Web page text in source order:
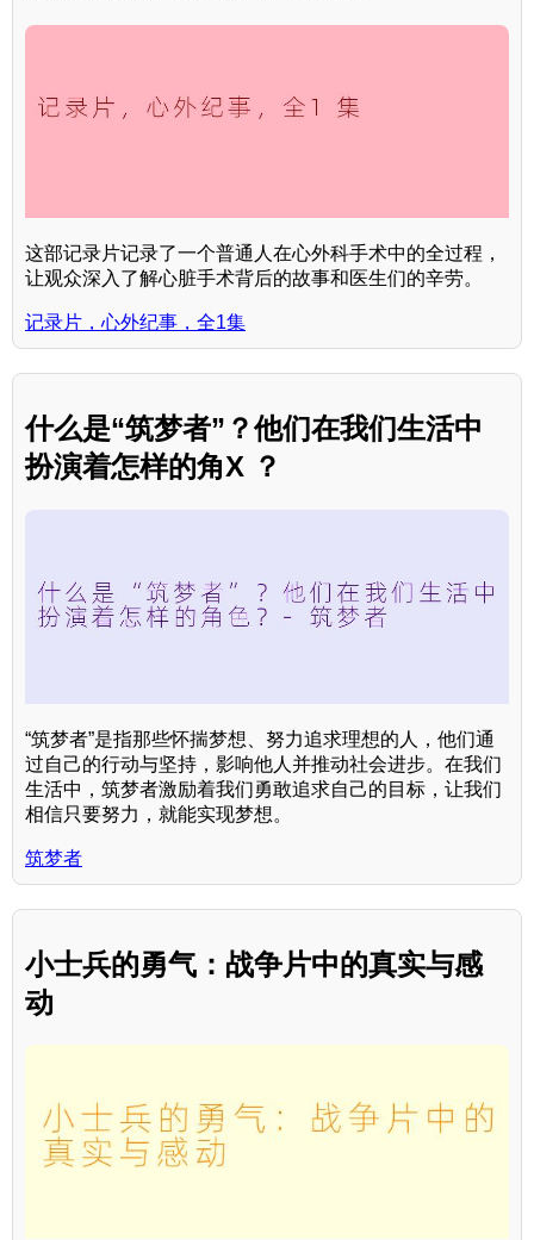
这部记录片记录了一个普通人在心外科手术中的全过程，
让观众深入了解心脏手术背后的故事和医生们的辛劳。
记录片，心外纪事，全1集
什么是“筑梦者”？他们在我们生活中
扮演着怎样的角X ？
“筑梦者”是指那些怀揣梦想、努力追求理想的人，他们通
过自己的行动与坚持，影响他人并推动社会进步。在我们
生活中，筑梦者激励着我们勇敢追求自己的目标，让我们
相信只要努力，就能实现梦想。
筑梦者
小士兵的勇气：战争片中的真实与感
动